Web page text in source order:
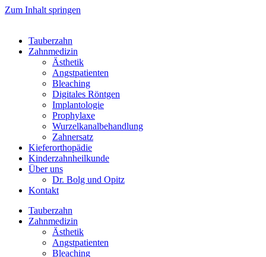
Zum Inhalt springen
Tauberzahn
Zahnmedizin
Ästhetik
Angstpatienten
Bleaching
Digitales Röntgen
Implantologie
Prophylaxe
Wurzelkanalbehandlung
Zahnersatz
Kieferorthopädie
Kinderzahnheilkunde
Über uns
Dr. Bolg und Opitz
Kontakt
Tauberzahn
Zahnmedizin
Ästhetik
Angstpatienten
Bleaching